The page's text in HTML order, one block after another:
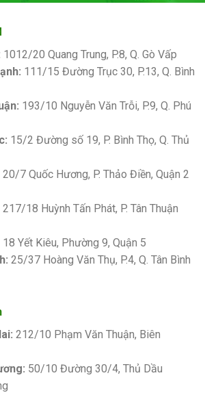
1012/20 Quang Trung, P.8, Q. Gò Vấp
111/15 Đường Trục 30, P.13, Q. Bình
193/10 Nguyễn Văn Trỗi, P.9, Q. Phú
15/2 Đường số 19, P. Bình Thọ, Q. Thủ
20/7 Quốc Hương, P. Thảo Điền, Quận 2
217/18 Huỳnh Tấn Phát, P. Tân Thuận
18 Yết Kiêu, Phường 9, Quận 5
25/37 Hoàng Văn Thụ, P.4, Q. Tân Bình
212/10 Phạm Văn Thuận, Biên
50/10 Đường 30/4, Thủ Dầu